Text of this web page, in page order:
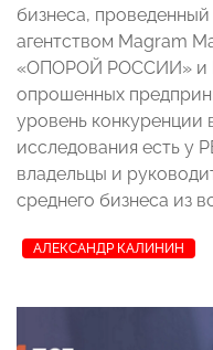
бизнеса,
агентством Magram
«ОПОРОЙ РОССИИ» и
опрошенных
уровень конкуренции
исследования есть у
владельцы и
среднего бизнеса из
АЛЕКСАНДР КАЛИНИН